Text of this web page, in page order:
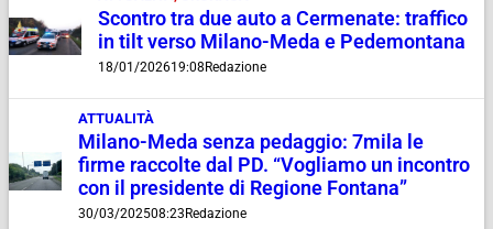
Scontro tra due auto a Cermenate: traffico
in tilt verso Milano-Meda e Pedemontana
18/01/202619:08Redazione
ATTUALITÀ
Milano-Meda senza pedaggio: 7mila le
firme raccolte dal PD. “Vogliamo un incontro
con il presidente di Regione Fontana”
30/03/202508:23Redazione